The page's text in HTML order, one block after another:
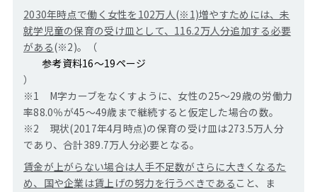
2030年時点で働く女性を102万人(※1)増やすためには、未
就学児童の保育の受け皿として、116.2万人分追加する必要
がある(※2)。（
参考資料16～19ページ
）
※1 M字カーブをなくすように、女性の25～29歳の労働力
率88.0％が45～49歳まで継続すると仮定した場合の数。
※2 現状(2017年4月時点)の保育の受け皿は273.5万人分
であり、合計389.7万人分必要となる。
賃金が上がらない場合は人手不足数がさらに大きくなるた
め、国や企業は賃上げの努力を行うべきである こと、ま